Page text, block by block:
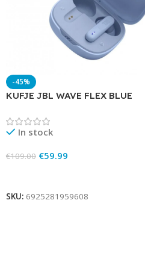
-45%
KUFJE JBL WAVE FLEX BLUE
In stock
€109.00 €59.99
SKU: 6925281959608